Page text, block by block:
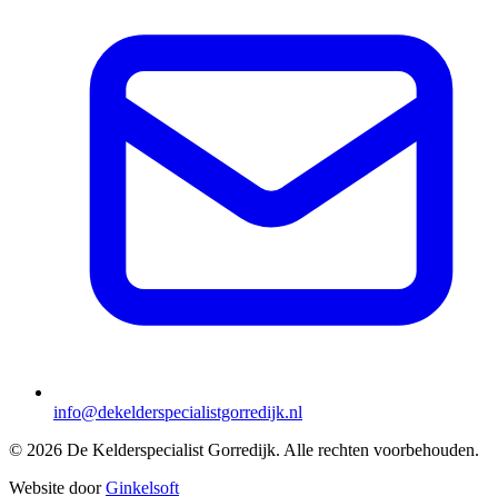
info@dekelderspecialistgorredijk.nl
© 2026 De Kelderspecialist Gorredijk. Alle rechten voorbehouden.
Website doorGinkelsoft